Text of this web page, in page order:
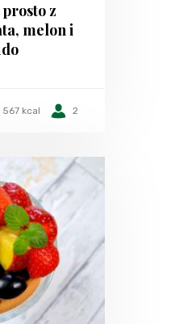
z
melon i
567 kcal 2